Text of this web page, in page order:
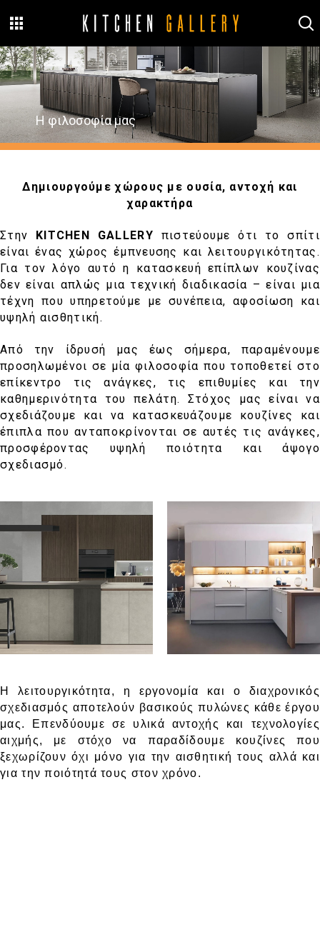
Η φιλοσοφία μας
Δημιουργούμε χώρους με ουσία, αντοχή και
χαρακτήρα
Στην ΚITCHEN GALLERY πιστεύουμε ότι το σπίτι
είναι ένας χώρος έμπνευσης και λειτουργικότητας.
Για τον λόγο αυτό η κατασκευή επίπλων κουζίνας
δεν είναι απλώς μια τεχνική διαδικασία – είναι μια
τέχνη που υπηρετούμε με συνέπεια, αφοσίωση και
υψηλή αισθητική.
Από την ίδρυσή μας έως σήμερα, παραμένουμε
προσηλωμένοι σε μία φιλοσοφία που τοποθετεί στο
επίκεντρο τις ανάγκες, τις επιθυμίες και την
καθημερινότητα του πελάτη. Στόχος μας είναι να
σχεδιάζουμε και να κατασκευάζουμε κουζίνες και
έπιπλα που ανταποκρίνονται σε αυτές τις ανάγκες,
προσφέροντας υψηλή ποιότητα και άψογο
σχεδιασμό.
Η λειτουργικότητα, η εργονομία και ο διαχρονικός
σχεδιασμός αποτελούν βασικούς πυλώνες κάθε έργου
μας. Επενδύουμε σε υλικά αντοχής και τεχνολογίες
αιχμής, με στόχο να παραδίδουμε κουζίνες που
ξεχωρίζουν όχι μόνο για την αισθητική τους αλλά και
για την ποιότητά τους στον χρόνο.